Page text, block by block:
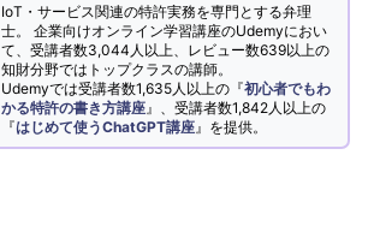
IoT・サービス関連の特許実務を専門とする弁理
士。 企業向けオンライン学習講座のUdemyにおい
て、受講者数3,044人以上、レビュー数639以上の
知財分野ではトップクラスの講師。
Udemyでは受講者数1,635人以上の『初心者でもわ
かる特許の書き方講座 』、受講者数1,842人以上の
『はじめて使うChatGPT講座 』を提供。